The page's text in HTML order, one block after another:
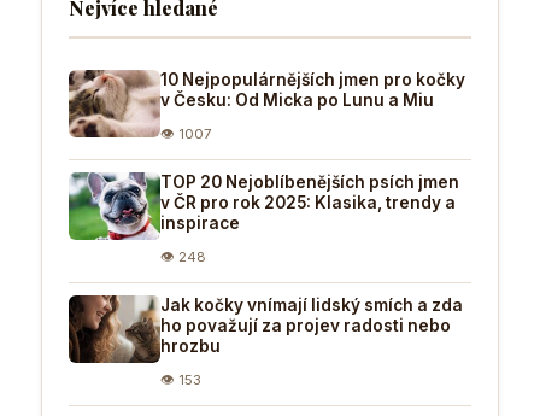
Nejvíce hledané
10 Nejpopulárnějších jmen pro kočky
v Česku: Od Micka po Lunu a Miu
👁 1007
TOP 20 Nejoblíbenějších psích jmen
v ČR pro rok 2025: Klasika, trendy a
inspirace
👁 248
Jak kočky vnímají lidský smích a zda
ho považují za projev radosti nebo
hrozbu
👁 153